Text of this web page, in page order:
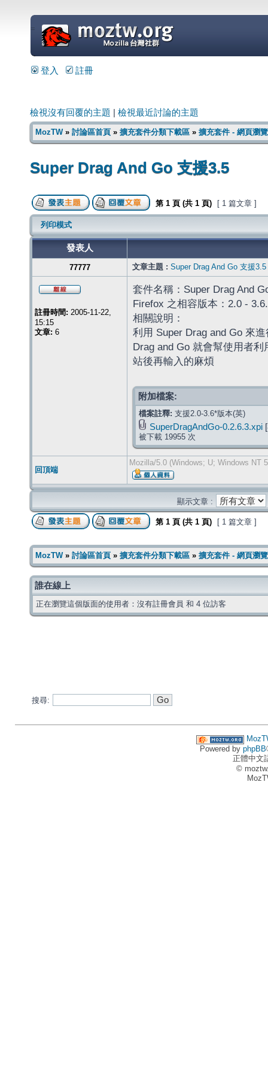
=
登入 註冊
檢視沒有回覆的主題 檢視最近討論的主題
MozTW» 討論區首頁 » 擴充套件分類下載區 » 擴充套件 - 網頁瀏覽
Super Drag And Go 支援3.5
第 1 頁 (共 1 頁) [ 1 篇文章 ]
列印模式
發表人
77777 文章主題 : Super Drag And Go 支援3.5
註冊時間: 2005-11-22,
15:15
文章: 6
套件名稱：Super Drag And
Firefox 之相容版本：2.0 -
相關說明：
利用 Super Drag and Go 來
Drag and Go 就會幫使用者
站後再輸入的麻煩
附加檔案:
檔案註釋: 支援2.0-3.6*版本(英)
SuperDragAndGo-0.2.6.3.xpi
被下載 19955 次
回頂端
Mozilla/5.0 (Windows; U; Windows NT
顯示文章 :
第 1 頁 (共 1 頁) [ 1 篇文章 ]
MozTW» 討論區首頁 » 擴充套件分類下載區 » 擴充套件 - 網頁瀏覽
誰在線上
正在瀏覽這個版面的使用者：沒有註冊會員 和 4 位訪客
搜尋:
Powered by phpBB
正體中文
©